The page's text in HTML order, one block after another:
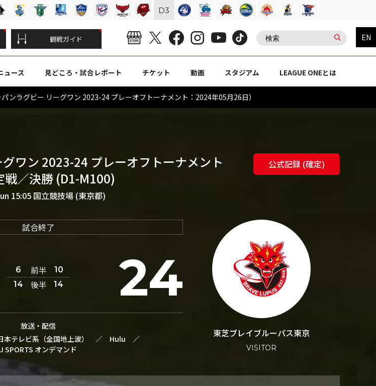
観戦ガイド EN
ュース 見どころ・試合レポート チケット 動画 スタジアム LEAGUE ONEとは
ラグビー リーグワン 2023-24 プレーオフトーナメント：2024年05月26日）
ワン 2023-24 プレーオフトーナメント
戦／決勝 (D1-M100)
15:05 国立競技場 (東京都)
公式記録 (確定)
試合終了
東芝ブレイブルーパス東京
VISITOR
24
6 前半
10
14
後半 14
放送・配信
本テレビ系（全国地上波） ／ Hulu
／
J SPORTS オンデマンド
D3